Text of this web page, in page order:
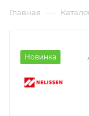
Главная —
Новинка